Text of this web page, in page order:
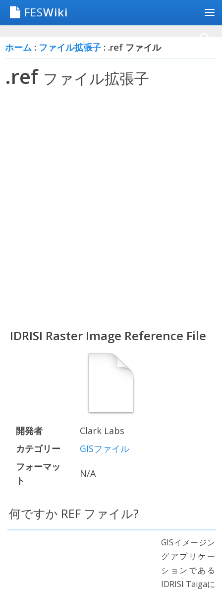
FESWiki
ホーム : ファイル拡張子 : .ref ファイル
.ref ファイル拡張子
IDRISI Raster Image Reference File
開発者
Clark Labs
カテゴリー
GISファイル
フォーマッ
ト
N/A
何ですか REF ファイル?
GISイメージン
グアプリケー
ションである
IDRISI Taigaに